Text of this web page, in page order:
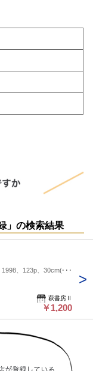
」の検索結果
、123p、30cm(A4)
萩書房Ⅱ
￥1,200